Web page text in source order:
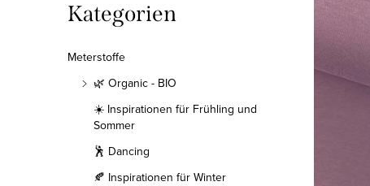
e
i
Kategorien
überspringen
Kategorien
Meterstoffe
🌿 Organic - BIO
☀️ Inspirationen für Frühling und
Sommer
🕺 Dancing
🍂 Inspirationen für Winter